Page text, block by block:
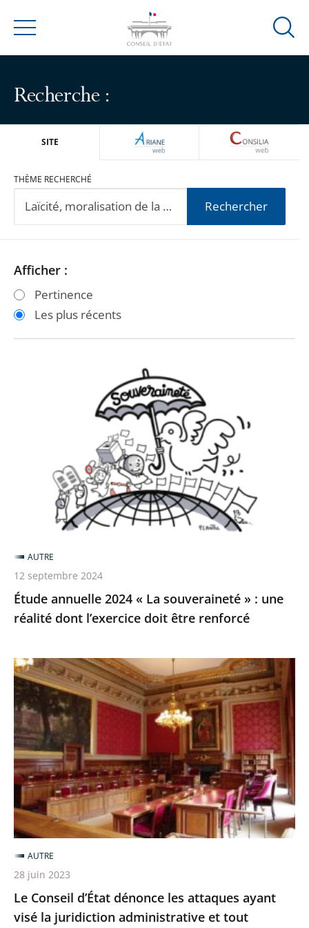
Menu
Ouvrir
Recherche :
SITE ARIANEWEB
THÈME RECHERCHÉ
Rechercher
Passer
les
filtres
Passer
les
filtres
Afficher :
Pertinence
Les plus récents
souveraineté
dont
l’exercice
doit
être
Étude annuelle 2024 « La souveraineté » : une
réalité dont l’exercice doit être renforcé
AUTRE
12 septembre 2024
Le
Conseil
d’État
dénonce
les
attaques
ayant
visé
la
juridiction
administrative
et
tout
particulièrement
Le Conseil d’État dénonce les attaques ayant
visé la juridiction administrative et tout
AUTRE
28 juin 2023